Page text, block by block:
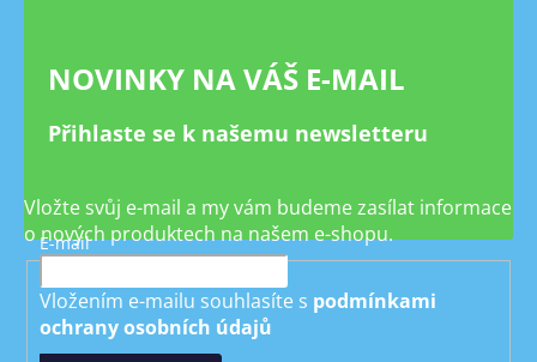
NOVINKY NA VÁŠ E-MAIL
Přihlaste se k našemu newsletteru
Vložte svůj e-mail a my vám budeme zasílat informace
o nových produktech na našem e-shopu.
E-mail
Vložením e-mailu souhlasíte s podmínkami
ochrany osobních údajů